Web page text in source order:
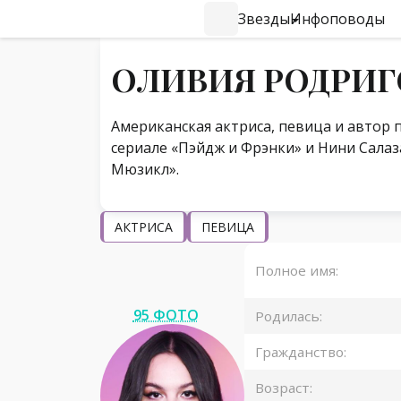
#Навигация по странице
ЗвездыИнфоповоды
ОЛИВИЯ
Американская актриса, певица и автор
сериале «Пэйдж и Фрэнки» и Нини
Мюзикл».
АКТРИСА ПЕВИЦА
95 ФОТО
Полное имя:
Родилась:
Гражданство:
Возраст: